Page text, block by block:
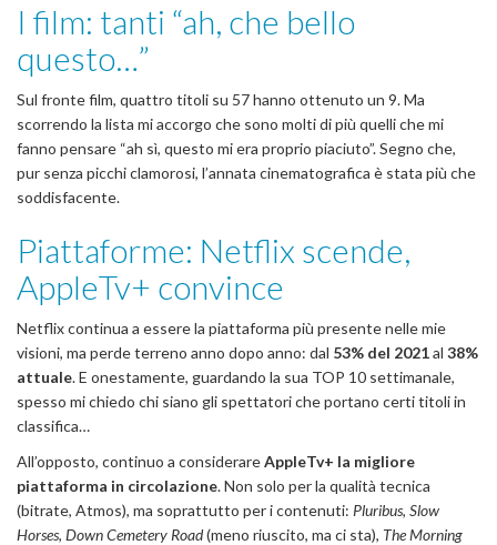
I film: tanti “ah, che bello
questo…”
Sul fronte film, quattro titoli su 57 hanno ottenuto un 9. Ma
scorrendo la lista mi accorgo che sono molti di più quelli che mi
fanno pensare “ah sì, questo mi era proprio piaciuto”. Segno che,
pur senza picchi clamorosi, l’annata cinematografica è stata più che
soddisfacente.
Piattaforme: Netflix scende,
AppleTv+ convince
Netflix continua a essere la piattaforma più presente nelle mie
visioni, ma perde terreno anno dopo anno: dal 53% del 2021al 38%
attuale. E onestamente, guardando la sua TOP 10 settimanale,
spesso mi chiedo chi siano gli spettatori che portano certi titoli in
classifica…
All’opposto, continuo a considerareAppleTv+ la migliore
piattaforma in circolazione. Non solo per la qualità tecnica
(bitrate, Atmos), ma soprattutto per i contenuti: Pluribus, Slow
Horses, Down Cemetery Road(meno riuscito, ma ci sta), The Morning